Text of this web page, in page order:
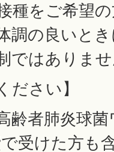
種をご希望
調の良いと
ではありませ
ださい】
齢者肺炎球
受けた方も